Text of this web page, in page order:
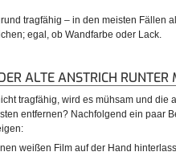
tragfähig – in den meisten Fällen
egal, ob Wandfarbe oder Lack.
ALTE ANSTRICH RUNTER
tragfähig, wird es mühsam und die
entfernen? Nachfolgend ein paar
weißen Film auf der Hand